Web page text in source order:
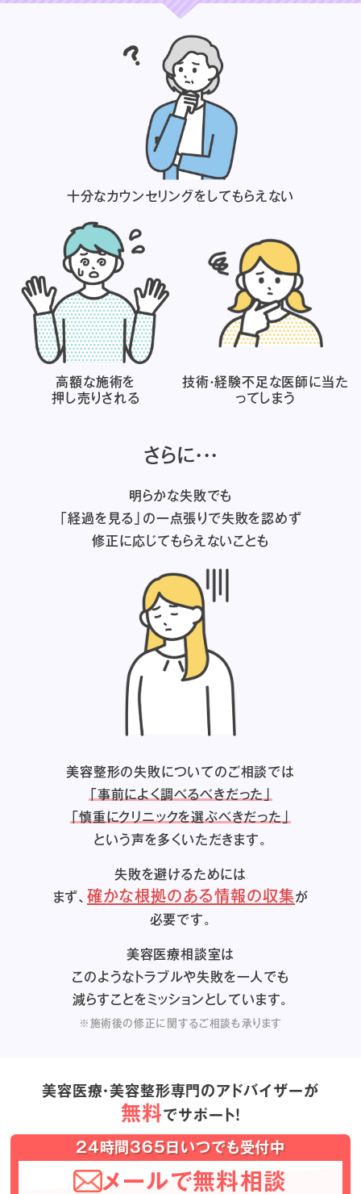
十分なカウンセリングをしてもらえない
高額な施術を
押し売りされる
技術・経験不足な医師に当た
ってしまう
さらに・・・
明らかな失敗でも
「経過を見る」の一点張りで失敗を認めず
修正に応じてもらえないことも
美容整形の失敗についてのご相談では
「事前によく調べるべきだった」
「慎重にクリニックを選ぶべきだった」
という声を多くいただきます。
失敗を避けるためには
まず、確かな根拠のある情報の収集が
必要です。
美容医療相談室は
このようなトラブルや失敗を一人でも
減らすことをミッションとしています。
※施術後の修正に関するご相談も承ります
美容医療・美容整形専門のアドバイザーが
無料でサポート！
24時間365日いつでも受付中
メールで無料相談